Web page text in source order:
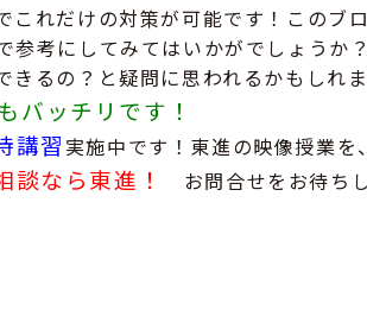
れだけの対策が可能です！このブ
考にしてみてはいかがでしょうか？
るの？と疑問に思われるかもしれま
バッチリです！
講習 実施中です！東進の映像授業を
談なら東進！
お問合せをお待ち